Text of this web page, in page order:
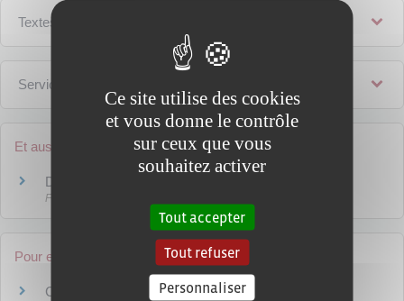
Textes de référence
Services en ligne et formulaires
Et aussi
Déclaration et paiement de la TVA
Fiscalité
Pour en savoir plus
C3S Site de référence
Ce site utilise des cookies
et vous donne le contrôle
sur ceux que vous
souhaitez activer
Tout accepter
Tout refuser
Personnaliser